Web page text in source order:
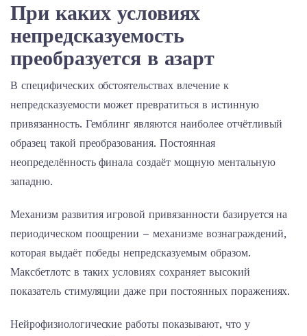
При каких условиях
непредсказуемость
преобразуется в азарт
В специфических обстоятельствах влечение к
непредсказуемости может превратиться в истинную
привязанность. Гемблинг являются наиболее отчётливый
образец такой преобразования. Постоянная
неопределённость финала создаёт мощную ментальную
западню.
Механизм развития игровой привязанности базируется на
периодическом поощрении – механизме вознаграждений,
которая выдаёт победы непредсказуемым образом.
Максбетлотс в таких условиях сохраняет высокий
показатель стимуляции даже при постоянных поражениях.
Нейрофизиологические работы показывают, что у